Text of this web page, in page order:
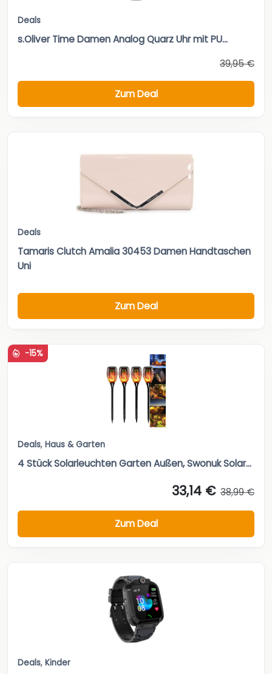
Deals
s.Oliver Time Damen Analog Quarz Uhr mit PU...
39,95 €
Zum Deal
Deals
Tamaris Clutch Amalia 30453 Damen Handtaschen
Uni
Zum Deal
-15%
Deals, Haus & Garten
4 Stück Solarleuchten Garten Außen, Swonuk Solar...
33,14 € 38,99 €
Zum Deal
Deals, Kinder